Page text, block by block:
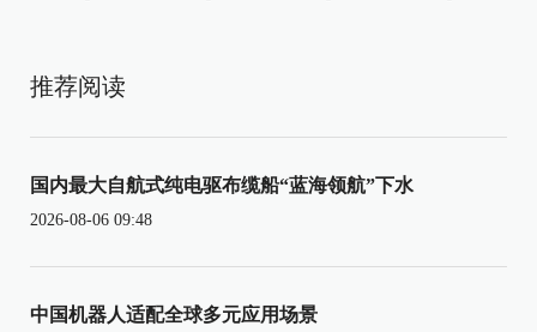
推荐阅读
国内最大自航式纯电驱布缆船“蓝海领航”下水
2026-08-06 09:48
中国机器人适配全球多元应用场景